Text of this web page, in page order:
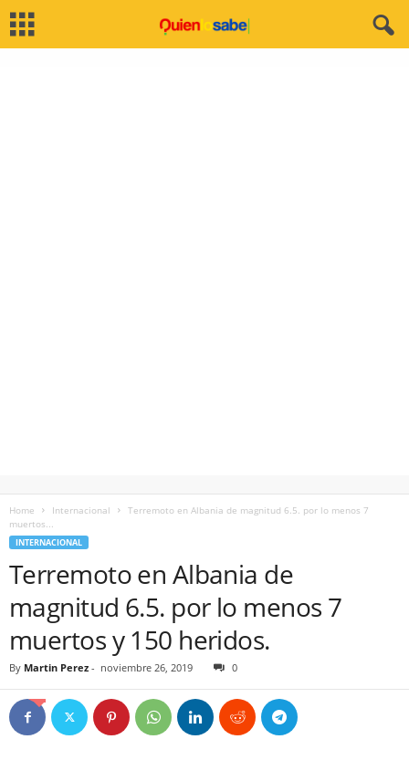
Home Internacional
Terremoto en Albania de magnitud 6.5. por lo menos 7
muertos...
INTERNACIONAL
Terremoto en Albania de
magnitud 6.5. por lo menos 7
muertos y 150 heridos.
By Martin Perez - noviembre 26, 2019 0